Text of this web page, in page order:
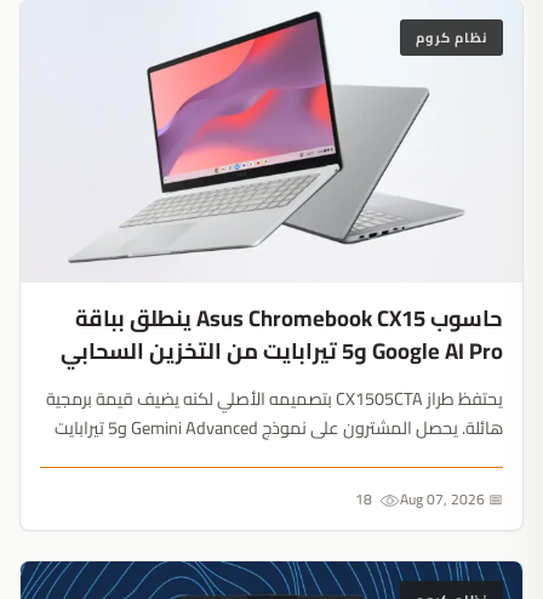
نظام كروم
حاسوب Asus Chromebook CX15 ينطلق بباقة
Google AI Pro و5 تيرابايت من التخزين السحابي
يحتفظ طراز CX1505CTA بتصميمه الأصلي لكنه يضيف قيمة برمجية
هائلة. يحصل المشترون على نموذج Gemini Advanced و5 تيرابايت
📅 Aug 07, 2026